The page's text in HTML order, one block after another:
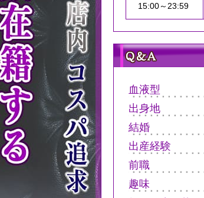
15:00～23:59
血液型
出身地
結婚
出産経験
前職
趣味